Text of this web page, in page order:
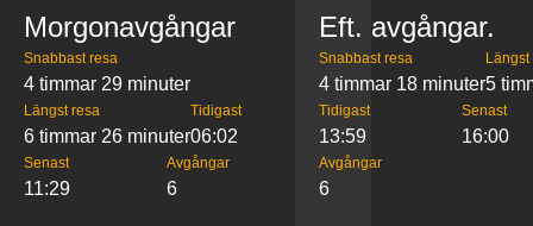
Morgonavgångar
Snabbast resa
4 timmar 29 minuter
Längst resa
6 timmar 26 minuter
Tidigast
06:02
Senast
11:29
Avgångar
6
Eft. avgångar.
Snabbast resa
4 timmar 18 minuter5
Tidigast
13:59
Senast
16:00
Avgångar
6